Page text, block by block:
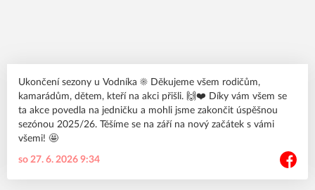
Ukončení sezony u Vodníka ☀️ Děkujeme všem rodičům,
kamarádům, dětem, kteří na akci přišli. 🙌❤️ Díky vám všem se
ta akce povedla na jedničku a mohli jsme zakončit úspěšnou
sezónou 2025/26. Těšíme se na září na nový začátek s vámi
všemi! 🤩
so 27. 6. 2026 9:34